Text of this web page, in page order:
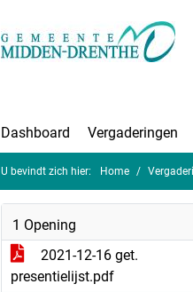
Dashboard Vergaderingen
U bevindt zich hier: Home
1 Opening
2021-12-16 get.
presentielijst.pdf